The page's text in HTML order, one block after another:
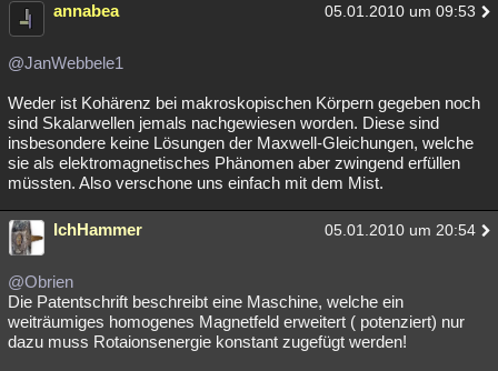
annabea 05.01.2010 um 09:53
@JanWebbele1
Weder ist Kohärenz bei makroskopischen Körpern gegeben noch
sind Skalarwellen jemals nachgewiesen worden. Diese sind
insbesondere keine Lösungen der Maxwell-Gleichungen, welche
sie als elektromagnetisches Phänomen aber zwingend erfüllen
müssten. Also verschone uns einfach mit dem Mist.
IchHammer 05.01.2010 um 20:54
@Obrien
Die Patentschrift beschreibt eine Maschine, welche ein
weiträumiges homogenes Magnetfeld erweitert ( potenziert) nur
dazu muss Rotaionsenergie konstant zugefügt werden!